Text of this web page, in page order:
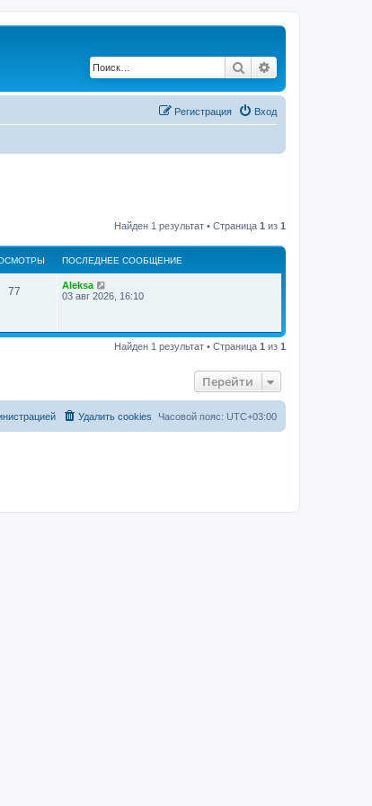
Поиск
Вход
Регистрация
Найден 1 результат • Страница 1 из 1
ПОСЛЕДНЕЕ СООБЩЕНИЕ
77
Aleksa
03 авг 2026, 16:10
Найден 1 результат • Страница 1 из 1
Перейти
Часовой пояс: UTC+03:00
Удалить cookies